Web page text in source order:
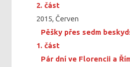
2. část
2015, Červen
Pěšky přes sedm
1. část
Pár dní ve Florencii a